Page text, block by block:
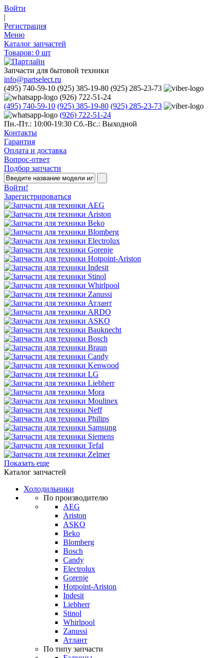
Войти
|
Регистрация
Меню
Каталог запчастей
Товаров: 0 шт
Запчасти для бытовой техники
info@partselect.ru
(495) 740-59-10 (925) 385-19-80 (925) 285-23-73
(926) 722-51-24
(495) 740-59-10 (925) 385-19-80 (925) 285-23-73
(926) 722-51-24
Пн.-Пт.: 10:00-19:30 Сб.-Вс.: Выходной
Контакты
Гарантия
Оплата и доставка
Вопрос-ответ
Подбор запчасти
Войти!
Зарегистрироваться
Показать еще
Каталог запчастей
Холодильники
По производителю
AEG
Ariston
ASKO
Beko
Blomberg
Bosch
Candy
Electrolux
Gorenje
Hotpoint-Ariston
Indesit
Liebherr
Stinol
Whirlpool
Zanussi
Атлант
По типу запчасти